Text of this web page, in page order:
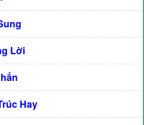
Lời
Hay